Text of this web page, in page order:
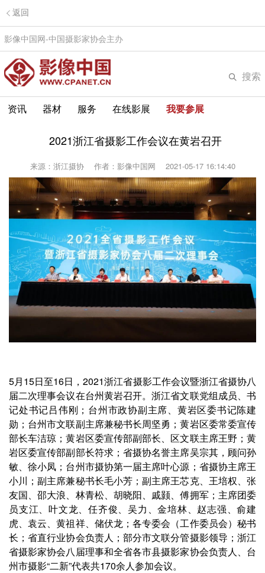
返回
影像中国网-中国摄影家协会主办
搜索
资讯 器材 服务 在线影展 我要参展
2021浙江省摄影工作会议在黄岩召开
来源：浙江摄协 作者：影像中国网 2021-05-17 16:14:40
5月15日至16日，2021浙江省摄影工作会议暨浙江省摄协八
届二次理事会议在台州黄岩召开。浙江省文联党组成员、书
记处书记吕伟刚；台州市政协副主席、黄岩区委书记陈建
勋；台州市文联副主席兼秘书长周坚勇；黄岩区委常委宣传
部长车洁琼；黄岩区委宣传部副部长、区文联主席王野；黄
岩区委宣传部副部长符求；省摄协名誉主席吴宗其，顾问孙
敏、徐小凤；台州市摄协第一届主席叶心源；省摄协主席王
小川；副主席兼秘书长毛小芳；副主席王芯克、王培权、张
友国、邵大浪、林青松、胡晓阳、戚颢、傅拥军；主席团委
员支江、叶文龙、任齐俊、吴力、金培林、赵志强、俞建
虎、袁云、黄祖祥、储伏龙；各专委会（工作委员会）秘书
长；省直行业协会负责人；部分市文联分管摄影领导；浙江
省摄影家协会八届理事和全省各市县摄影家协会负责人、台
州市摄影“二新”代表共170余人参加会议。